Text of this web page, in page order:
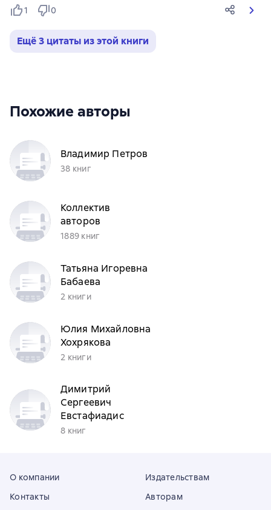
1 0
Ещё 3 цитаты из этой книги
Похожие авторы
Владимир Петров
38 книг
Коллектив
авторов
1889 книг
Татьяна Игоревна
Бабаева
2 книги
Юлия Михайловна
Хохрякова
2 книги
Димитрий
Сергеевич
Евстафиадис
8 книг
О компании
Контакты
Издательствам
Авторам